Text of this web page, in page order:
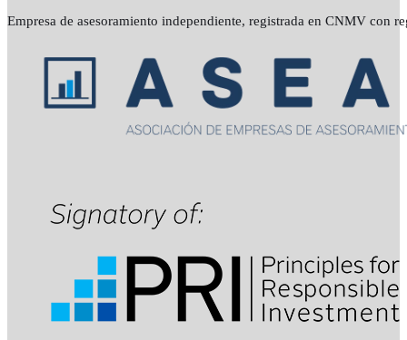
Empresa de asesoramiento independiente, registrada en CNMV con